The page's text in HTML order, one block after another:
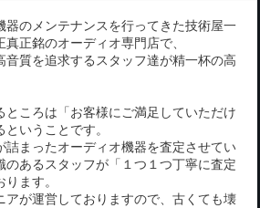
器のメンテナンスを行ってきた技術屋一
正銘のオーディオ専門店で、
音質を追求するスタッフ達が精一杯の高
ところは「お客様にご満足していただけ
いうことです。
詰まったオーディオ機器を査定させてい
のあるスタッフが「１つ１つ丁寧に査定
ます。
アが運営しておりますので、古くても壊